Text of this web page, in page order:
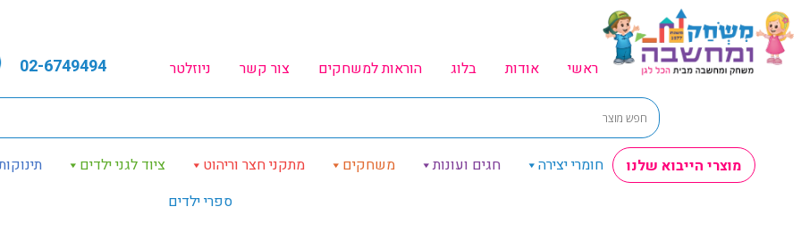
ראשי אודות בלוג הוראות למשחקים צור קשר ניוזלטר 02-6749494
מוצרי הייבוא שלנו חומרי יצירה חגים ועונות משחקים מתקני חצר וריהוט ציוד לגני ילדים
ספרי ילדים